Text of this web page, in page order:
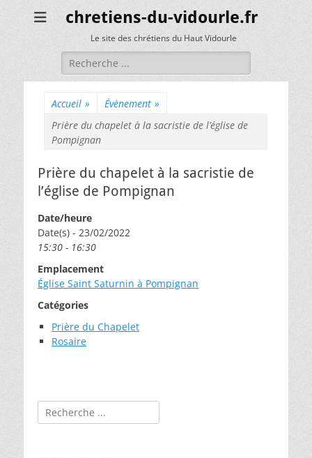
chretiens-du-vidourle.fr
Le site des chrétiens du Haut Vidourle
Rechercher :
Accueil » Évènement »
Prière du chapelet à la sacristie de l’église de
Pompignan
Prière du chapelet à la sacristie de
l’église de Pompignan
Date/heure
Date(s) - 23/02/2022
15:30 - 16:30
Emplacement
Église Saint Saturnin à Pompignan
Catégories
Prière du Chapelet
Rosaire
Rechercher :